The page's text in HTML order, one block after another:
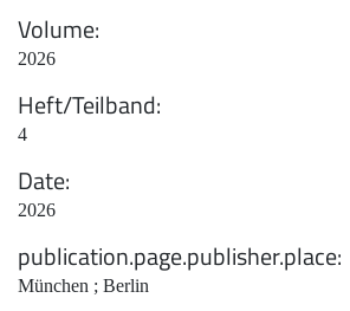
Volume
2026
Heft/Teilband
4
Date
2026
publication.page.publisher.place
München ; Berlin